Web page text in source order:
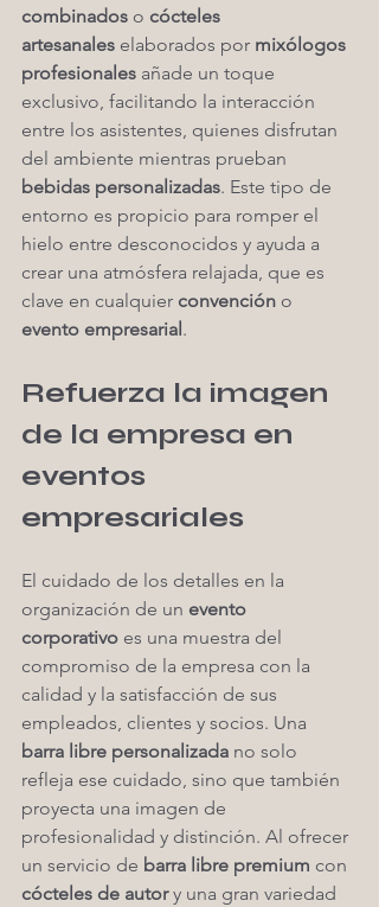
combinados o cócteles
artesanales elaborados por mixólogos
profesionales añade un toque
exclusivo, facilitando la interacción
entre los asistentes, quienes disfrutan
del ambiente mientras prueban
bebidas personalizadas. Este tipo de
entorno es propicio para romper el
hielo entre desconocidos y ayuda a
crear una atmósfera relajada, que es
clave en cualquier convención o
evento empresarial.
Refuerza la imagen
de la empresa en
eventos
empresariales
El cuidado de los detalles en la
organización de un evento
corporativo es una muestra del
compromiso de la empresa con la
calidad y la satisfacción de sus
empleados, clientes y socios. Una
barra libre personalizada no solo
refleja ese cuidado, sino que también
proyecta una imagen de
profesionalidad y distinción. Al ofrecer
un servicio de barra libre premium con
cócteles de autor y una gran variedad